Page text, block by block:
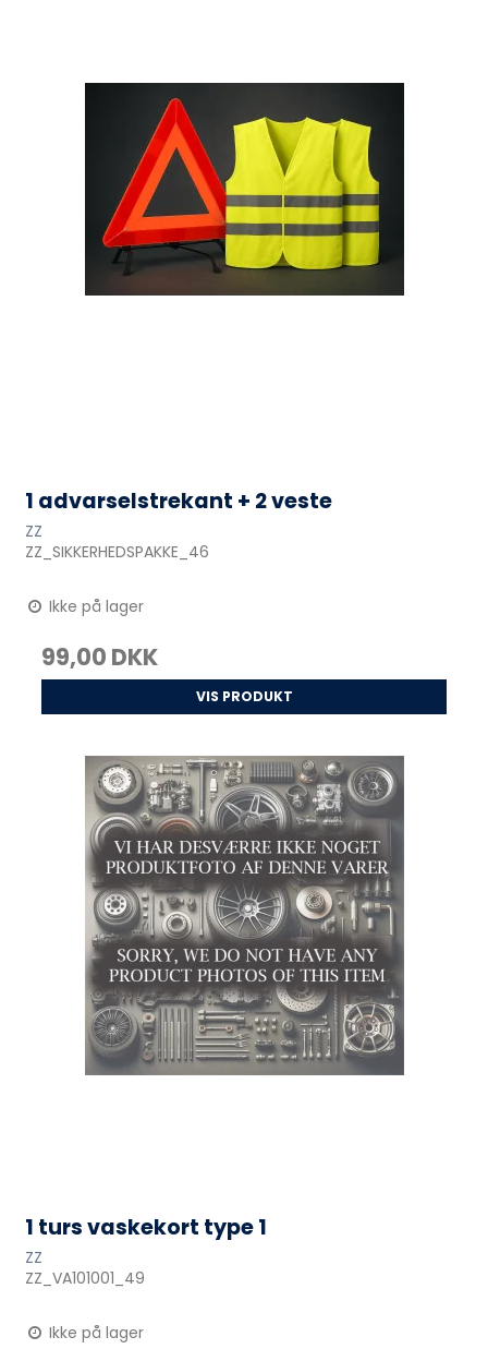
1 advarselstrekant + 2 veste
ZZ
ZZ_SIKKERHEDSPAKKE_46
Ikke på lager
99,00 DKK
VIS PRODUKT
1 turs vaskekort type 1
ZZ
ZZ_VA101001_49
Ikke på lager